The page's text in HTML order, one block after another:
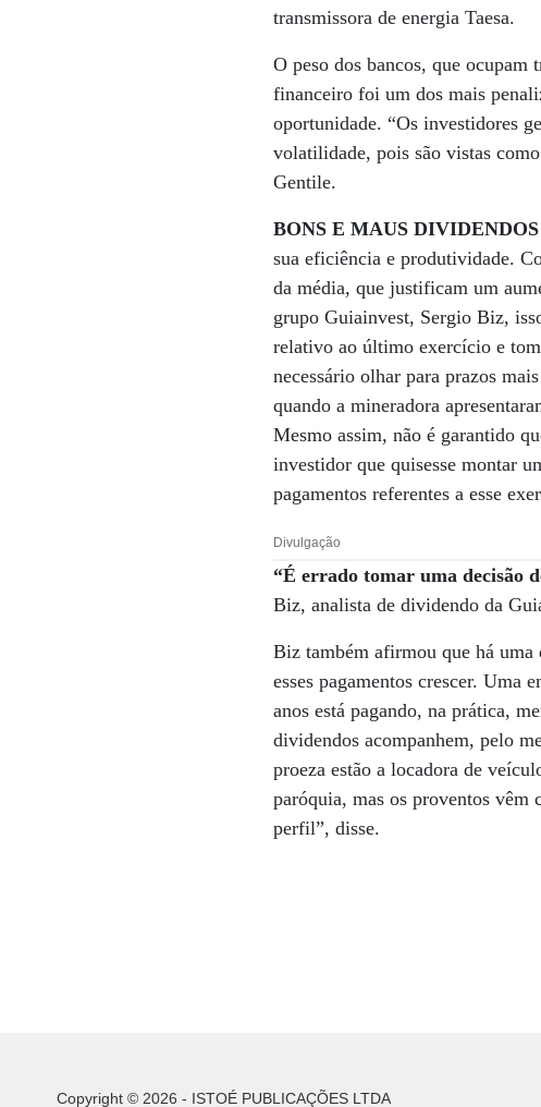
transmissora de energia Taesa.
O peso dos bancos, que ocupam
financeiro foi um dos mais
oportunidade. “Os investidores
volatilidade, pois são vistas
Gentile.
BONS E MAUS DIVIDENDOS
sua eficiência e produtividade.
da média, que justificam um
grupo Guiainvest, Sergio Biz,
relativo ao último exercício e
necessário olhar para prazos
quando a mineradora
Mesmo assim, não é garantido
investidor que quisesse montar
pagamentos referentes a esse
Divulgação
“É errado tomar uma decisão
Biz, analista de dividendo da
Biz também afirmou que há uma
esses pagamentos crescer. Uma
anos está pagando, na prática,
dividendos acompanhem, pelo
proeza estão a locadora de
paróquia, mas os proventos vêm
perfil”, disse.
Copyright © 2026 - ISTOÉ PUBLICAÇÕES LTDA